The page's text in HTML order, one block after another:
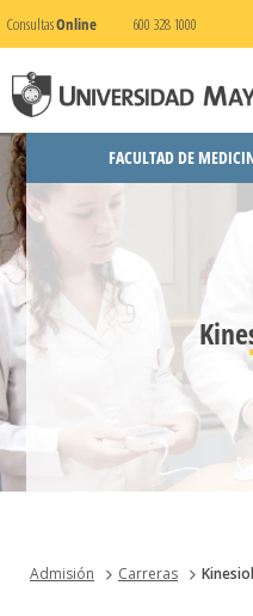
ConsultasOnline 600 328 1000
FACULTAD DE
Admisión Carreras